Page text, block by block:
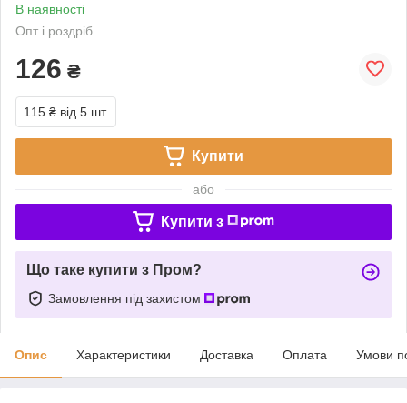
В наявності
Опт і роздріб
126 ₴
115 ₴ від 5 шт.
Купити
або
Купити з
Що таке купити з Пром?
Замовлення під захистом
Опис Характеристики Доставка Оплата Умови